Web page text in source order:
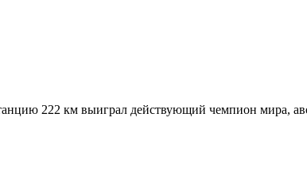
222 км выиграл действующий чемпион мира,